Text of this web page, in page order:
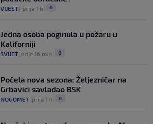
VIJESTI prije 1 h 0
Jedna osoba poginula u požaru u
Kaliforniji
SVIJET prije 16 min 0
Počela nova sezona: Željezničar na
Grbavici savladao BSK
NOGOMET prije 1 h 0